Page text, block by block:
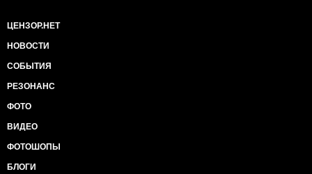
ЦЕНЗОР.НЕТ
НОВОСТИ
СОБЫТИЯ
РЕЗОНАНС
ФОТО
ВИДЕО
ФОТОШОПЫ
БЛОГИ